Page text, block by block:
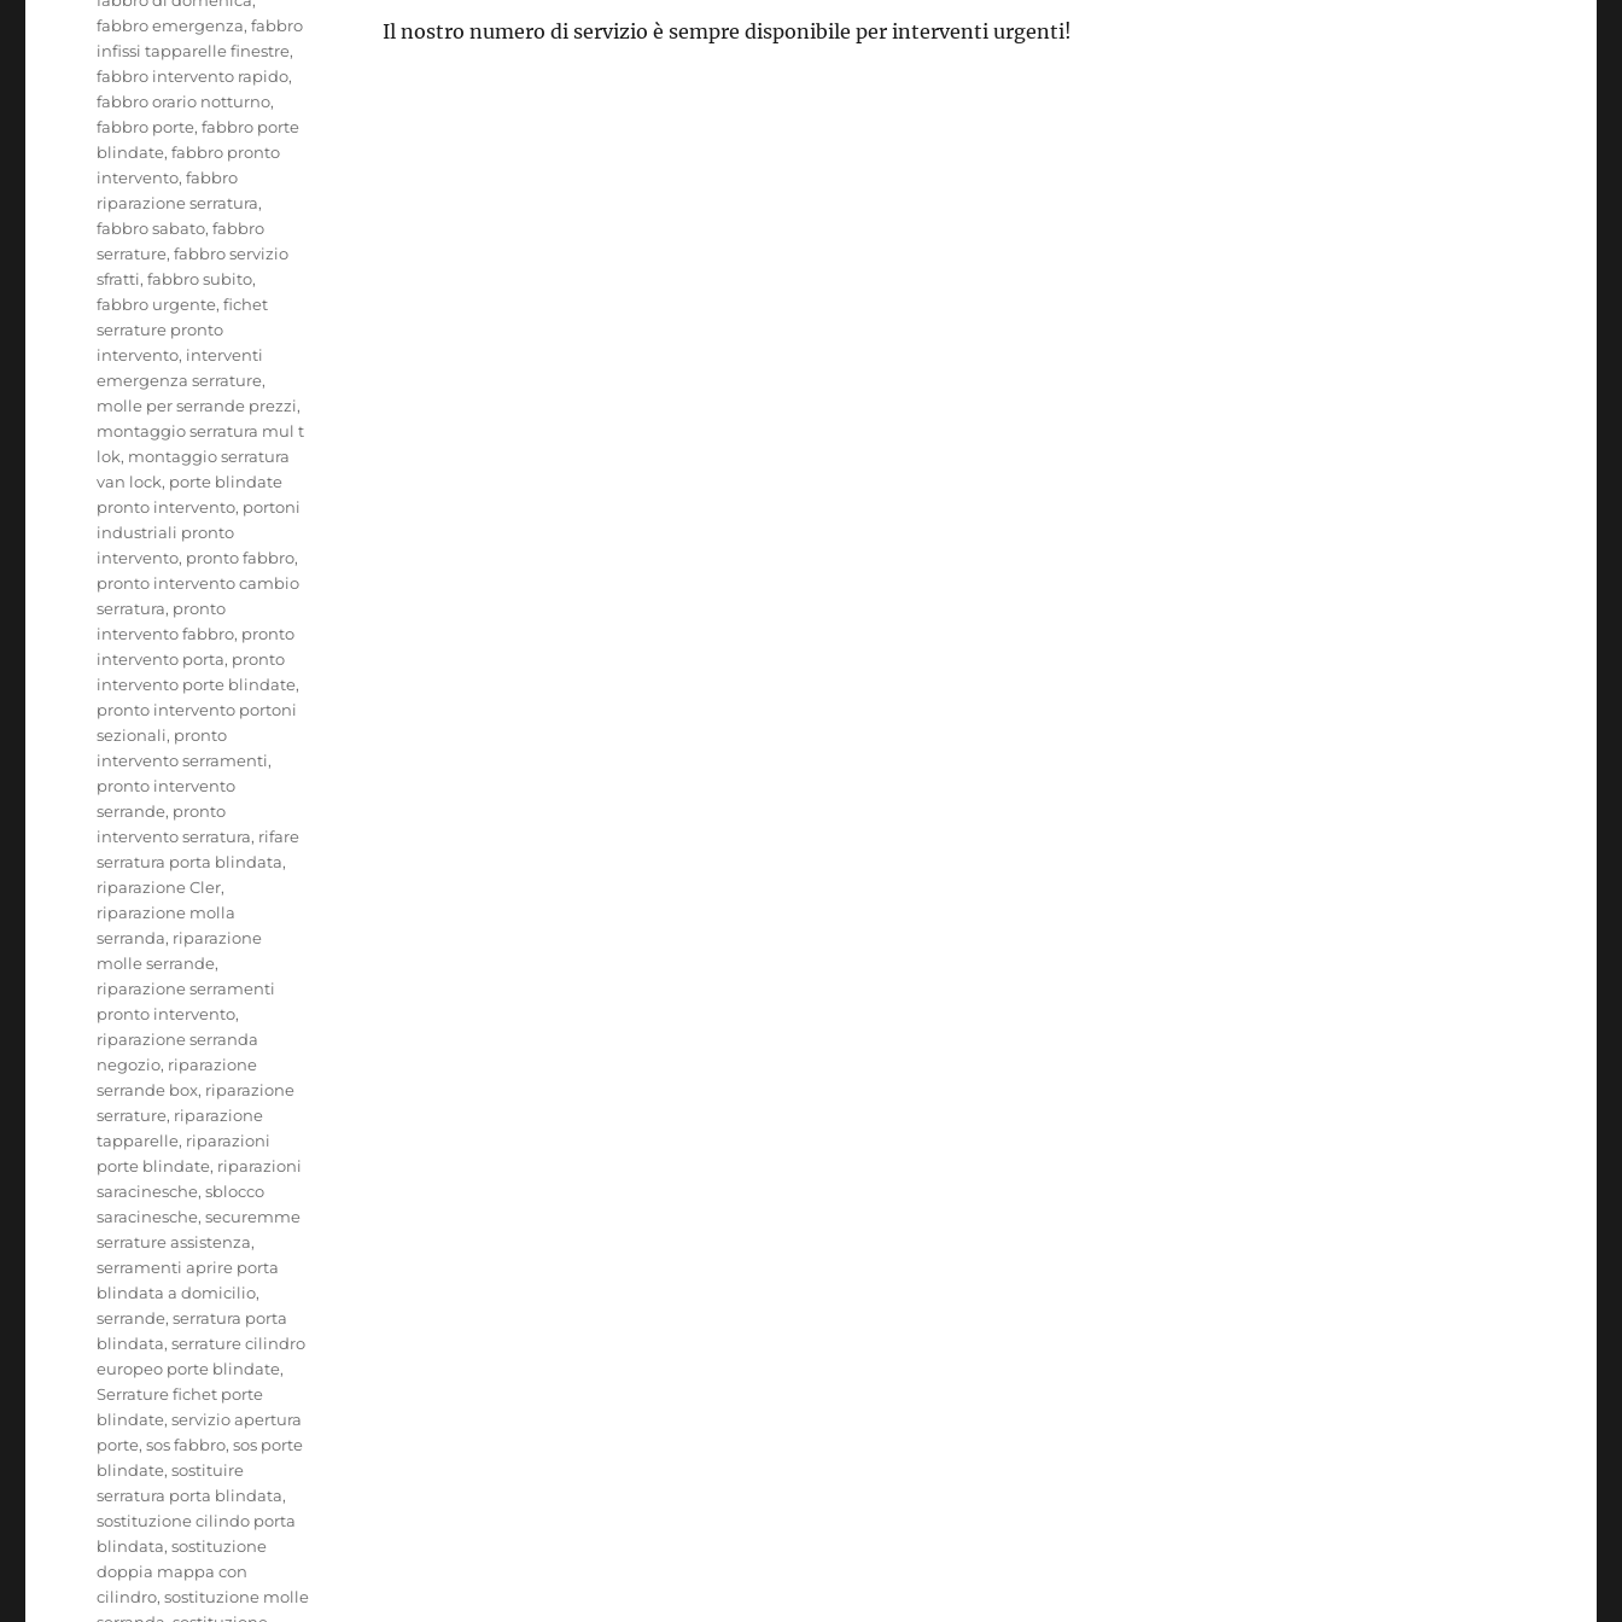
Il nostro numero di servizio è sempre disponibile per interventi urgenti!
fabbro emergenza,fabbro
infissi tapparelle finestre,
fabbro intervento rapido,
fabbro orario notturno,
fabbro porte,fabbro porte
blindate,fabbro pronto
intervento,fabbro
riparazione serratura,
fabbro sabato,fabbro
serrature,fabbro servizio
sfratti,fabbro subito,
fabbro urgente,fichet
serrature pronto
intervento, interventi
emergenza serrature,
molle per serrande prezzi,
montaggio serratura mul t
lok, montaggio serratura
van lock, porte blindate
pronto intervento, portoni
industriali pronto
intervento, pronto fabbro,
pronto intervento cambio
serratura, pronto
intervento fabbro, pronto
intervento porta, pronto
intervento porte blindate,
pronto intervento portoni
sezionali, pronto
intervento serramenti,
pronto intervento
serrande, pronto
intervento serratura, rifare
serratura porta blindata,
riparazione Cler,
riparazione molla
serranda, riparazione
molle serrande,
riparazione serramenti
pronto intervento,
riparazione serranda
negozio, riparazione
serrande box, riparazione
serrature, riparazione
tapparelle, riparazioni
porte blindate, riparazioni
saracinesche,sblocco
saracinesche,securemme
serrature assistenza,
serramenti aprire porta
blindata a domicilio,
serrande,serratura porta
blindata,serrature cilindro
europeo porte blindate,
Serrature fichet porte
blindate,servizio apertura
porte,sos fabbro,sos porte
blindate,sostituire
serratura porta blindata,
sostituzione cilindo porta
blindata,sostituzione
doppia mappa con
cilindro,sostituzione molle